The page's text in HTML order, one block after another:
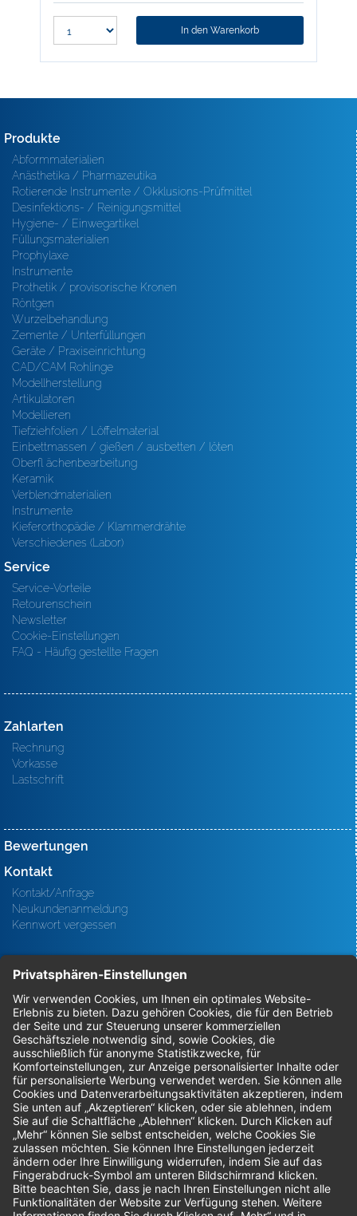
In den Warenkorb
Produkte
Abformmaterialien
Anästhetika / Pharmazeutika
Rotierende Instrumente / Okklusions-Prüfmittel
Desinfektions- / Reinigungsmittel
Hygiene- / Einwegartikel
Füllungsmaterialien
Prophylaxe
Instrumente
Prothetik / provisorische Kronen
Röntgen
Wurzelbehandlung
Zemente / Unterfüllungen
Geräte / Praxiseinrichtung
CAD/CAM Rohlinge
Modellherstellung
Artikulatoren
Modellieren
Tiefziehfolien / Löffelmaterial
Einbettmassen / gießen / ausbetten / löten
Oberfl ächenbearbeitung
Keramik
Verblendmaterialien
Instrumente
Kieferorthopädie / Klammerdrähte
Verschiedenes (Labor)
Service
Service-Vorteile
Retourenschein
Newsletter
Cookie-Einstellungen
FAQ - Häufig gestellte Fragen
Zahlarten
Rechnung
Vorkasse
Lastschrift
Bewertungen
Kontakt
Kontakt/Anfrage
Neukundenanmeldung
Kennwort vergessen
Bestellungen
Sendung verfolgen
Geprüfter Shop